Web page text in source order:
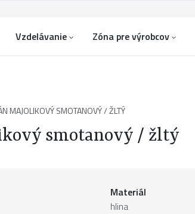
Vzdelávanie Zóna pre výrobcov
MAJOLIKOVÝ SMOTANOVÝ / ŽLTÝ
smotanový / žltý
Materiál
hlina